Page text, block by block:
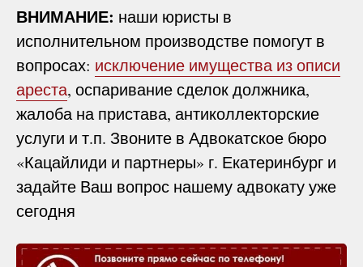
ВНИМАНИЕ: наши юристы в
исполнительном производстве помогут в
вопросах: исключение имущества из описи
ареста, оспаривание сделок должника,
жалоба на пристава, антиколлекторские
услуги и т.п. Звоните в Адвокатское бюро
«Кацайлиди и партнеры» г. Екатеринбург и
задайте Ваш вопрос нашему адвокату уже
сегодня